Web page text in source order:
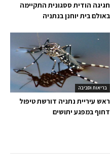
חגיגה הודית ססגונית התקיימה
באולם בית יוחנן בנתניה
בריאות וסביבה
ראש עיריית נתניה דורשת טיפול
דחוף במפגע יתושים